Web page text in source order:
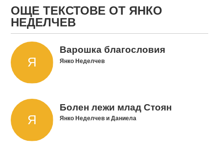
ОЩЕ ТЕКСТОВЕ ОТ ЯНКО
НЕДЕЛЧЕВ
Варошка благословия
Янко Неделчев
Болен лежи млад Стоян
Янко Неделчев и Даниела